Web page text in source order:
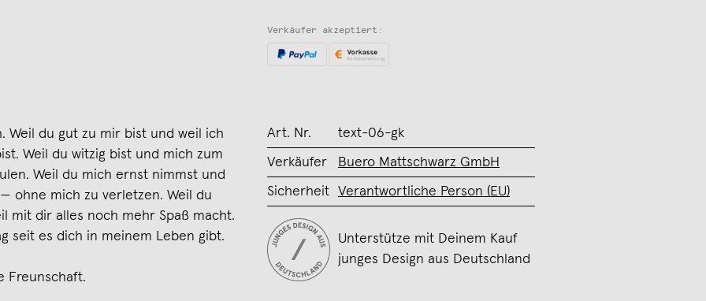
Verkäufer akzeptiert:
Weil du gut zu mir bist und weil ich
Weil du witzig bist und mich zum
Weil du mich ernst nimmst und
ohne mich zu verletzen. Weil du
mit dir alles noch mehr Spaß macht.
seit es dich in meinem Leben gibt.
Freunschaft.
Art. Nr. text-06-gk
Verkäufer Buero Mattschwarz GmbH
Sicherheit Verantwortliche Person (EU)
Unterstütze mit Deinem Kauf
junges Design aus Deutschland